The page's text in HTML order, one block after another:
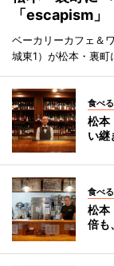
「escapism
ベーカリーカフェ＆
城東1）が松本・裏町
食べる
松本
い継
食べる
松本
倍も